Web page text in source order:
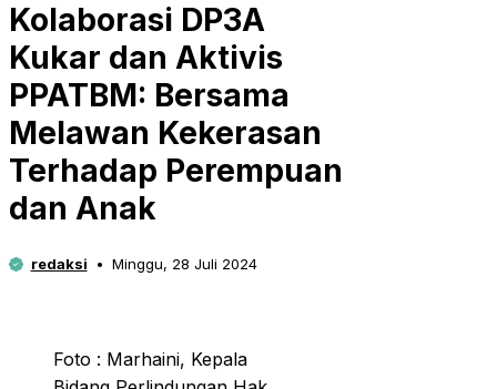
Kolaborasi DP3A
Kukar dan Aktivis
PPATBM: Bersama
Melawan Kekerasan
Terhadap Perempuan
dan Anak
redaksi Minggu, 28 Juli 2024
Foto : Marhaini, Kepala